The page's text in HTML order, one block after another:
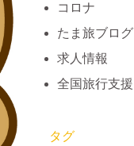
コロナ
たま旅ブログ
求人情報
全国旅行支援
タグ